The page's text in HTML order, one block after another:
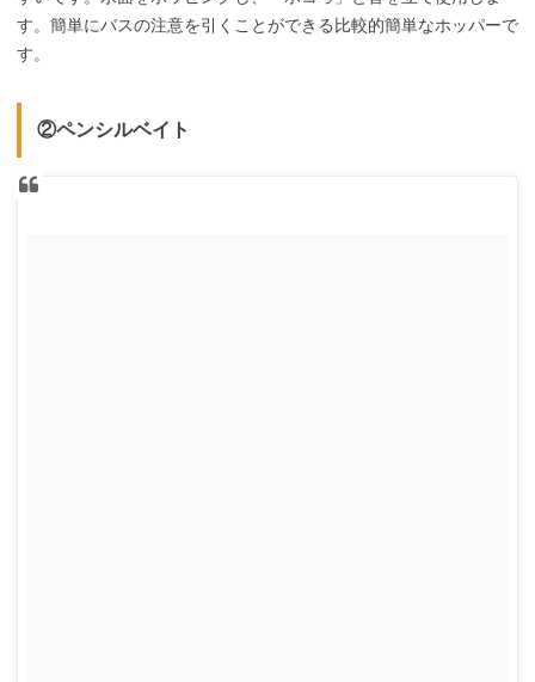
す。簡単にバスの注意を引くことができる比較的簡単なホッパーで
す。
②ペンシルベイト